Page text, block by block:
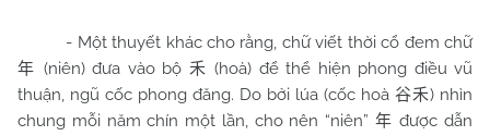
- Một thuyết khác cho rằng, chữ viết thời cổ đem chữ
年 (niên) đưa vào bộ 禾 (hoà) để thể hiện phong điều vũ
thuận, ngũ cốc phong đăng. Do bởi lúa (cốc hoà 谷禾) nhìn
chung mỗi năm chín một lần, cho nên “niên” 年 được dẫn